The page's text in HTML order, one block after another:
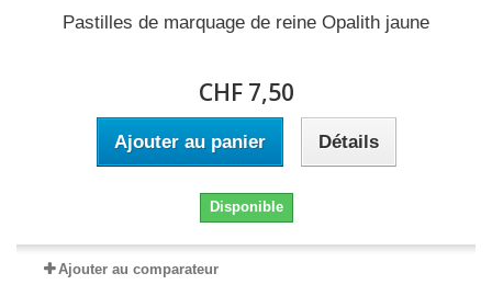
Pastilles de marquage de reine Opalith jaune
CHF 7,50
Ajouter au panier Détails
Disponible
Ajouter au comparateur